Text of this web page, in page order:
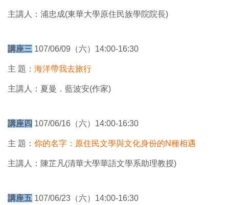
主講人：浦忠成(東華大學原住民族學院院長)
講座三 107/06/09（六）14:00-16:30
主 題： 海洋帶我去旅行
主講人：夏曼．藍波安(作家)
講座四 107/06/16（六）14:00-16:30
主 題： 你的名字：原住民文學與文化身份的N種相遇
主講人：陳芷凡(清華大學華語文學系助理教授)
講座五 107/06/23（六）14:00-16:30